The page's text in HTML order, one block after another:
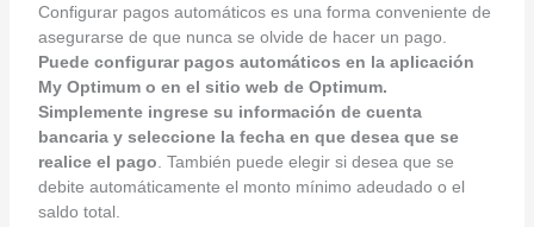
Configurar pagos automáticos es una forma conveniente de
asegurarse de que nunca se olvide de hacer un pago.
Puede configurar pagos automáticos en la aplicación
My Optimum o en el sitio web de Optimum.
Simplemente ingrese su información de cuenta
bancaria y seleccione la fecha en que desea que se
realice el pago . También puede elegir si desea que se
debite automáticamente el monto mínimo adeudado o el
saldo total.